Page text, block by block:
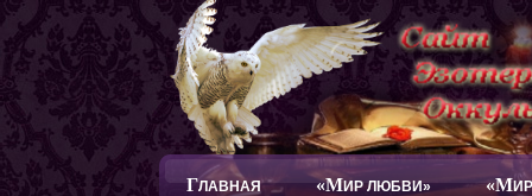
ГЛАВНАЯ «МИР ЛЮБВИ» «М